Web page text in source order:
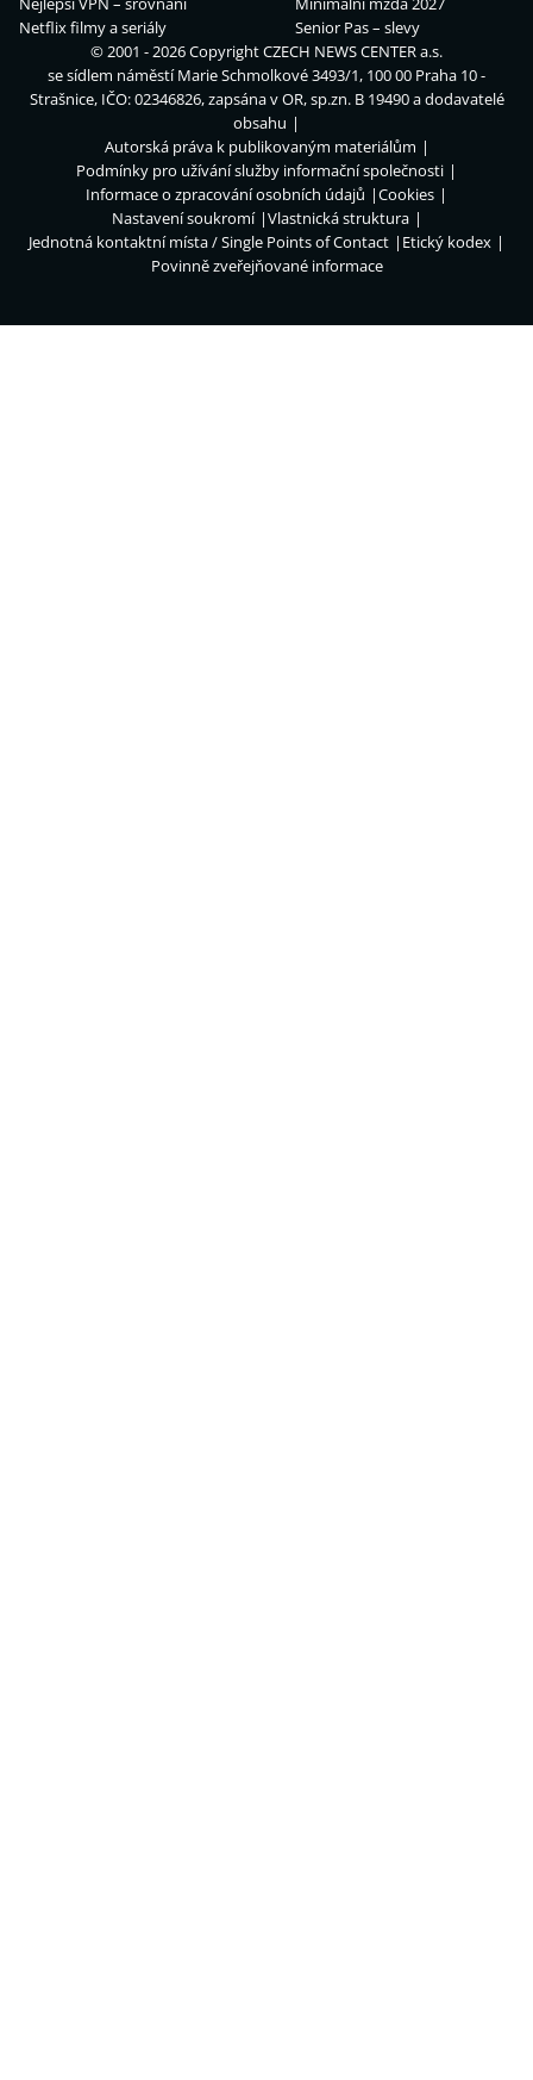
Netflix filmy a seriály
Senior Pas – slevy
© 2001 - 2026 CopyrightCZECH NEWS CENTER a.s.
se sídlem náměstí Marie Schmolkové 3493/1, 100 00 Praha 10 -
Strašnice, IČO: 02346826, zapsána v OR, sp.zn. B 19490 a dodavatelé
obsahu
Autorská práva k publikovaným materiálům
Podmínky pro užívání služby informační společnosti
Informace o zpracování osobních údajů
Cookies
Nastavení soukromí
Vlastnická struktura
Jednotná kontaktní místa / Single Points of Contact
Etický kodex
Povinně zveřejňované informace